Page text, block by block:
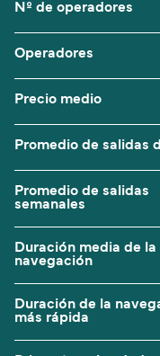
Nº de operadores
Operadores
Precio medio
Promedio de salidas
Promedio de salidas
semanales
Duración media de la
navegación
Duración de la
más rápida